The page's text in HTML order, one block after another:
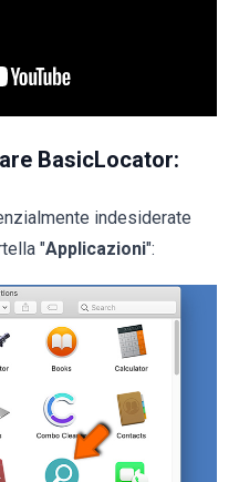
BasicLocator:
indesiderate
"Applicazioni":